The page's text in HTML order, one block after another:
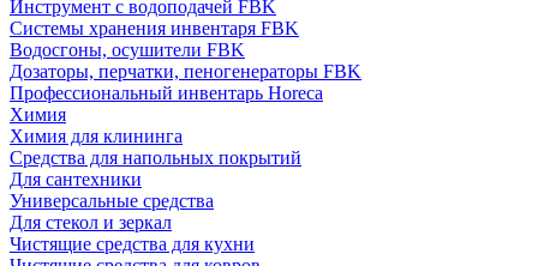
Инструмент с водоподачей FBK
Системы хранения инвентаря FBK
Водосгоны, осушители FBK
Дозаторы, перчатки, пеногенераторы FBK
Профессиональный инвентарь Horeca
Химия
Химия для клининга
Средства для напольных покрытий
Для сантехники
Универсальные средства
Для стекол и зеркал
Чистящие средства для кухни